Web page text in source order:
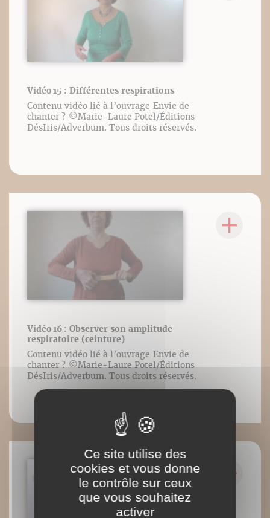
Vidéo 15 : Différentes respirations
Contenu vidéo lié à l’ouvrage Envie de
chanter ? ©️Marie-Laure Potel/Éditions
DésIris/Adverbum. Tous droits réservés.
Vidéo 16 : Observer son amplitude
respiratoire (ceinture)
Contenu vidéo lié à l’ouvrage Envie de
chanter ? ©️Marie-Laure Potel/Éditions
DésIris/Adverbum. Tous droits réservés.
Ce site utilise des
cookies et vous donne
le contrôle sur ceux
que vous souhaitez
activer